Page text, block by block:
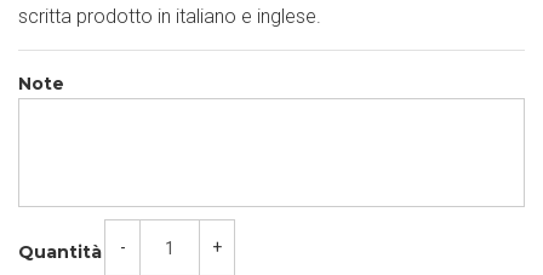
scritta prodotto in italiano e inglese.
Note
Quantità - +